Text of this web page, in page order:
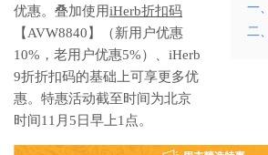
一
二
优惠。叠加使用iHerb折扣码
【AVW8840】（新用户优惠
10%，老用户优惠5%）、iHerb
9折折扣码的基础上可享更多优
惠。特惠活动截至时间为北京
时间11月5日早上1点。